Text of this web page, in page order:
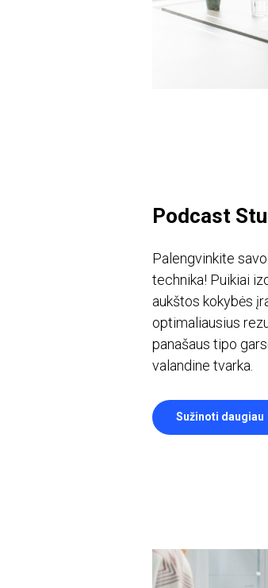
Podcast
Palengvinkite
technika! Puikiai
aukštos kokybės
optimaliausius
panašaus tipo
valandine tvarka.
Sužinoti daugiau